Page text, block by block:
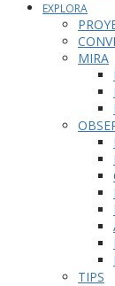
EXPLORA
MIRA
TIPS